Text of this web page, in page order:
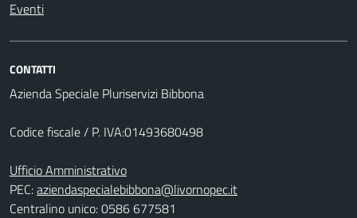
Eventi
CONTATTI
Azienda Speciale Pluriservizi Bibbona
Codice fiscale / P. IVA:01493680498
Ufficio Amministrativo
PEC:aziendaspecialebibbona@livornopec.it
Centralino unico: 0586 677581